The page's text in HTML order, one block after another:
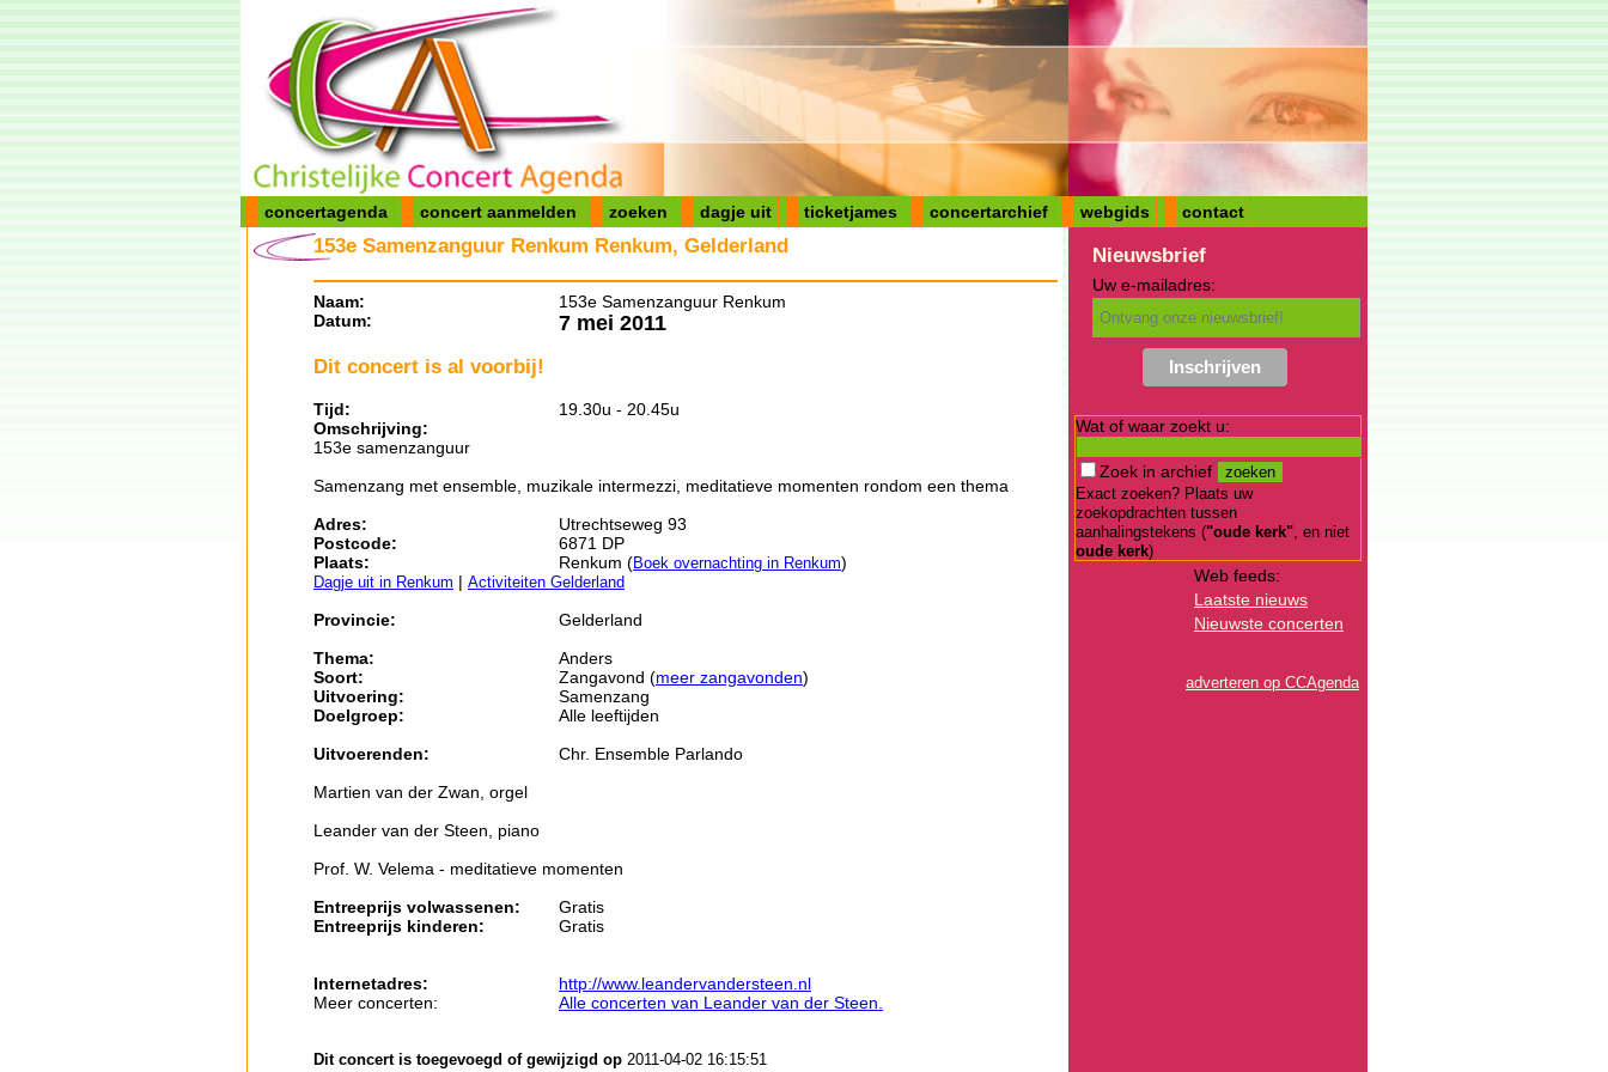
concertagenda concert aanmelden zoeken dagje uit ticketjames concertarchief webgids contact
153e Samenzanguur Renkum Renkum, Gelderland
Naam:
153e Samenzanguur Renkum
Datum:
7 mei 2011
Dit concert is al voorbij!
Tijd:
19.30u - 20.45u
Omschrijving:
153e samenzanguur
Samenzang met ensemble, muzikale intermezzi, meditatieve momenten rondom een thema
Adres:
Utrechtseweg 93
Postcode:
6871 DP
Plaats:
Renkum (Boek overnachting in Renkum)
Dagje uit in Renkum | Activiteiten Gelderland
Provincie:
Gelderland
Thema:
Anders
Soort:
Zangavond (meer zangavonden)
Uitvoering:
Samenzang
Doelgroep:
Alle leeftijden
Uitvoerenden:
Chr. Ensemble Parlando
Martien van der Zwan, orgel
Leander van der Steen, piano
Prof. W. Velema - meditatieve momenten
Entreeprijs volwassenen:
Gratis
Entreeprijs kinderen:
Gratis
Internetadres:
http://www.leandervandersteen.nl
Meer concerten:
Alle concerten van Leander van der Steen.
Dit concert is toegevoegd of gewijzigd op 2011-04-02 16:15:51
Nieuwsbrief
Uw e-mailadres:
Wat of waar zoekt u:
Zoek in archief
Exact zoeken? Plaats uw
zoekopdrachten tussen
aanhalingstekens ("oude kerk", en niet
oude kerk)
Web feeds:
Laatste nieuws
Nieuwste concerten
adverteren op CCAgenda